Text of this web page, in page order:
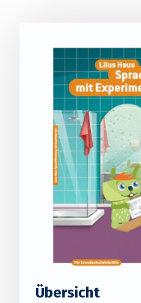
Übersicht